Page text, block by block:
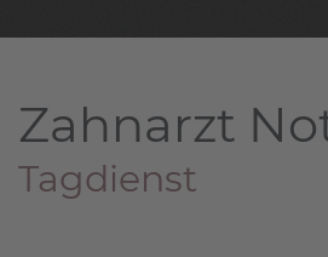
Zahnarzt
Tagdienst